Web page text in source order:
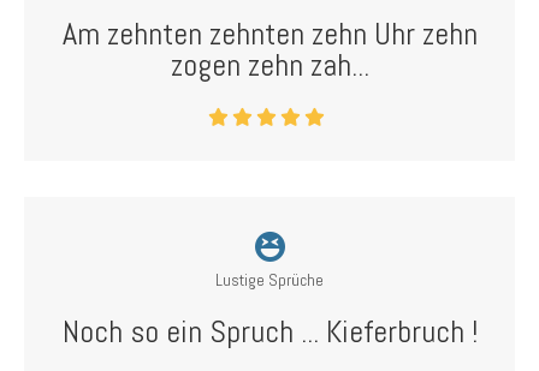
Am zehnten zehnten zehn Uhr zehn
zogen zehn zah...
Lustige Sprüche
Noch so ein Spruch ... Kieferbruch !